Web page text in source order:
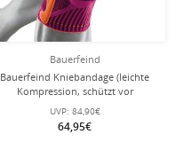
Bauerfeind
Bauerfeind Kniebandage (leichte
Kompression, schützt vor
Überlastung) pink - 1 Stück
UVP: 84,90€
64,95€